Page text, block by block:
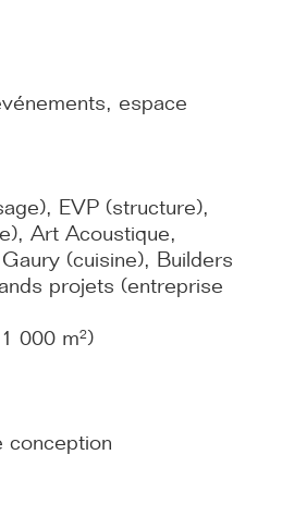
espace
EVP (structure),
Art Acoustique,
(cuisine), Builders
projets (entreprise
000 m²)
conception